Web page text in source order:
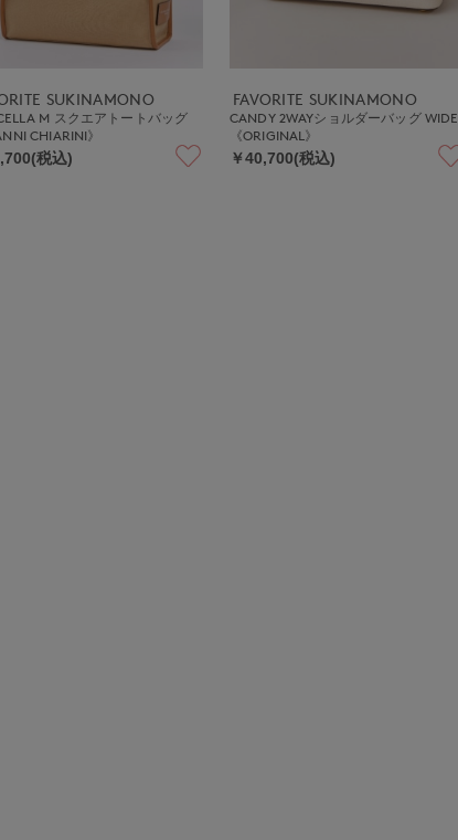
SUKINAMONO
M スクエアトートバッグ
CHIARINI》
税込)
FAVORITE SUKINAMONO
CANDY 2WAYショルダーバッグ WIDE
《ORIGINAL》
￥40,700(税込)